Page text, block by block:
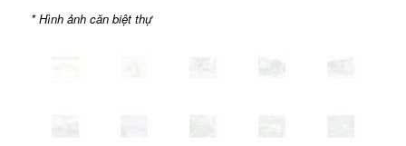
* Hình ảnh căn biệt thự